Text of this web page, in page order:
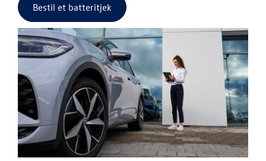
Bestil et batteritjek